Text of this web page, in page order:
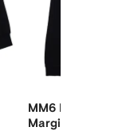
MM6 Maison
Margiela Kids